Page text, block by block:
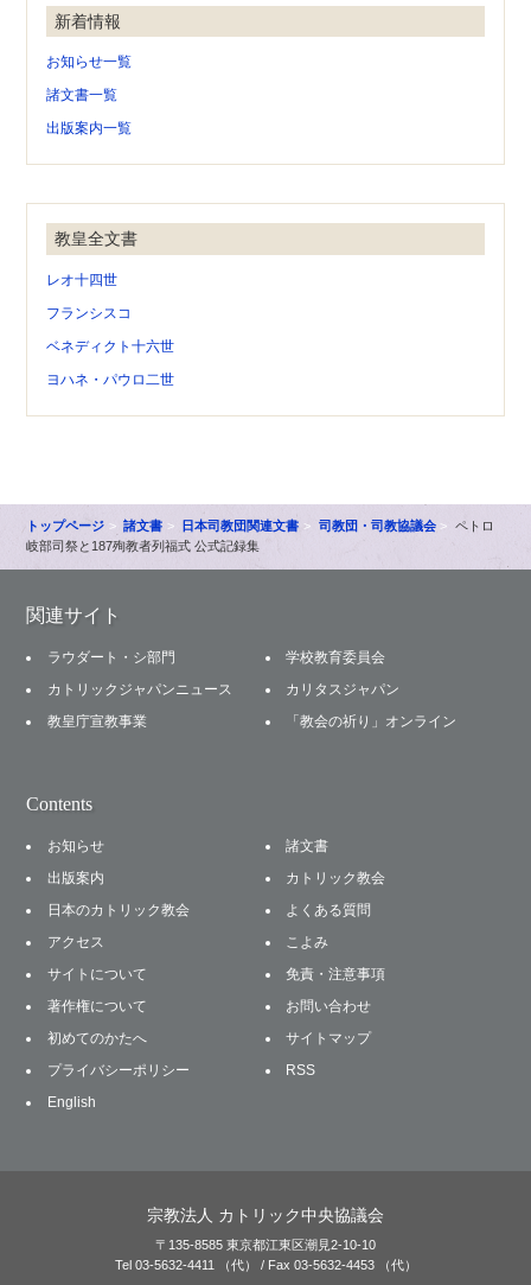
新着情報
お知らせ一覧
諸文書一覧
出版案内一覧
教皇全文書
レオ十四世
フランシスコ
ベネディクト十六世
ヨハネ・パウロ二世
トップページ 諸文書 日本司教団関連文書 司教団・司教協議会
ペトロ
岐部司祭と187殉教者列福式 公式記録集
関連サイト
ラウダート・シ部門
学校教育委員会
カトリックジャパンニュース
カリタスジャパン
教皇庁宣教事業
「教会の祈り」オンライン
Contents
お知らせ
諸文書
出版案内
カトリック教会
日本のカトリック教会
よくある質問
アクセス
こよみ
サイトについて
免責・注意事項
著作権について
お問い合わせ
初めてのかたへ
サイトマップ
プライバシーポリシー
RSS
English
宗教法人 カトリック中央協議会
〒135-8585 東京都江東区潮見2-10-10
Tel 03-5632-4411 （代） / Fax 03-5632-4453 （代）